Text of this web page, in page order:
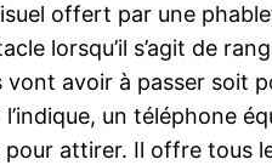
offert par une
lorsqu’il s’agit de
vont avoir à passer soit
un téléphone
attirer. Il offre tous